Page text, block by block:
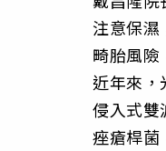
注意保濕
畸胎風險
近年來，
侵入式
痤瘡桿菌